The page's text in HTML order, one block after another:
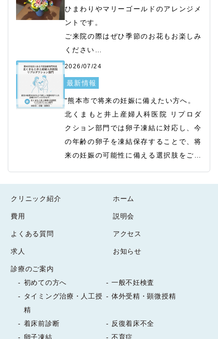
ひまわりやマリーゴールドのアレンジメ
ントです。
ご来院の際はぜひ季節のお花もお楽しみ
ください
スタッフ一同、皆さまを笑顔でお迎えい
たします。
2026/07/24
最新情報
"熊本市で将来の妊娠に備えたい方へ。
北くまもと井上産婦人科医院 リプロダ
クション部門では卵子凍結に対応し、今
の年齢の卵子を凍結保存することで、将
来の妊娠の可能性に備える選択肢をご提
卵子は年齢とともに質が低下しやすいた
め、若い時期の卵子凍結は、加齢による
ご自身のキャリアやライフプランに合わ
せて、妊娠・出産の時期を主体的に考え
来設計に寄り添いながら丁寧にご案内い
たします。"
2026/07/22
雲竜柳を使った夏らしいアレンジとなっ
今週もスタッフ一同、笑顔で皆さまをお
最新情報
今回のお花は涼し気なリンドウと、対象
クリニック紹介 ホーム
費用 説明会
よくある質問 アクセス
求人 お知らせ
診療のご案内
初めての方へ
一般不妊検査
タイミング治療・人工授
精
体外受精・顕微授精
着床前診断
反復着床不全
卵子凍結
不育症